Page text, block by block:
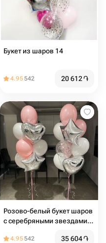
Букет из шаров 14
4.95542 20 612֏
Розово-белый букет шаров
с серебряными звездами
4.95542 35 604֏